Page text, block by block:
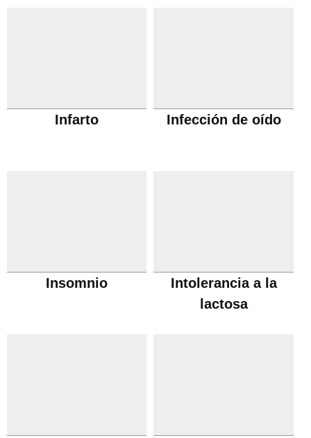
Infarto Infección de oído
Insomnio
Intolerancia a la
lactosa